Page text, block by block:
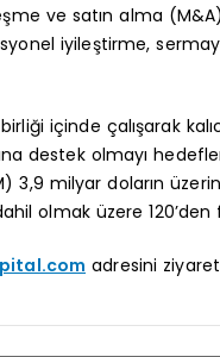
ve satın alma
iyileştirme, sermaye
içinde çalışarak
destek olmayı
3,9 milyar doların
olmak üzere
adresini